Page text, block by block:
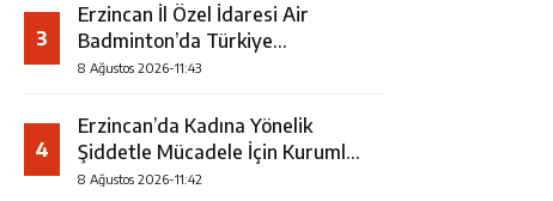
3
Erzincan İl Özel İdaresi Air
Badminton’da Türkiye
Şampiyonu Oldu
8 Ağustos 2026-11:43
4
Erzincan’da Kadına Yönelik
Şiddetle Mücadele İçin Kurumlar
Bir Araya Geldi
8 Ağustos 2026-11:42